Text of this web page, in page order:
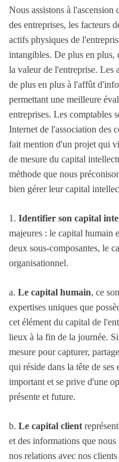
Nous assistons à
des entreprises, les facteurs
actifs physiques de
intangibles. De plus en plus,
la valeur de l'entreprise. Les
de plus en plus à l'affût
permettant une meilleure
entreprises. Les comptables
Internet de l'association des
fait mention d'un projet qui
de mesure du capital
méthode que nous
bien gérer leur capital
1. Identifier son capital
majeures : le capital humain
deux sous-composantes, le
organisationnel.
a. Le capital humain, ce
expertises uniques que
cet élément du capital de
lieux à la fin de la journée.
mesure pour capturer,
qui réside dans la tête de
important et se prive d'une
présente et future.
b. Le capital client
et des informations que
nos relations avec nos